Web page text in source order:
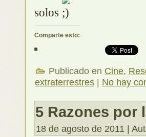
solos
Comparte esto:
Publicado en Cine,
extraterrestres | No hay
5 Razones por
18 de agosto de 2011 |